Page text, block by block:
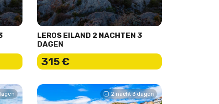
LEROS EILAND 2 NACHTEN 3
DAGEN
315 €
2 nacht 3 dagen